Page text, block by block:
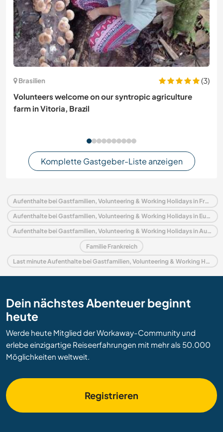
Brasilien
(3)
Volunteers welcome on our syntropic agriculture
farm in Vitoria, Brazil
Komplette Gastgeber-Liste anzeigen
Aufenthalte bei Gastfamilien, Volunteering & Working Holidays in Frankreich
Aufenthalte bei Gastfamilien, Volunteering & Working Holidays in Europa
Aufenthalte bei Gastfamilien, Volunteering & Working Holidays in Auvergne
Familie Frankreich
Last minute Aufenthalte bei Gastfamilien, Volunteering & Working Holidays in Frankreich
Dein nächstes Abenteuer beginnt
heute
Werde heute Mitglied der Workaway-Community und
erlebe einzigartige Reiseerfahrungen mit mehr als 50.000
Möglichkeiten weltweit.
Registrieren